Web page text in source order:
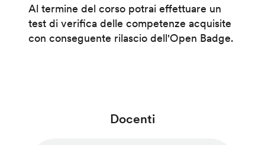
Al termine del corso potrai effettuare un
test di verifica delle competenze acquisite
con conseguente rilascio dell'Open Badge.
Docenti